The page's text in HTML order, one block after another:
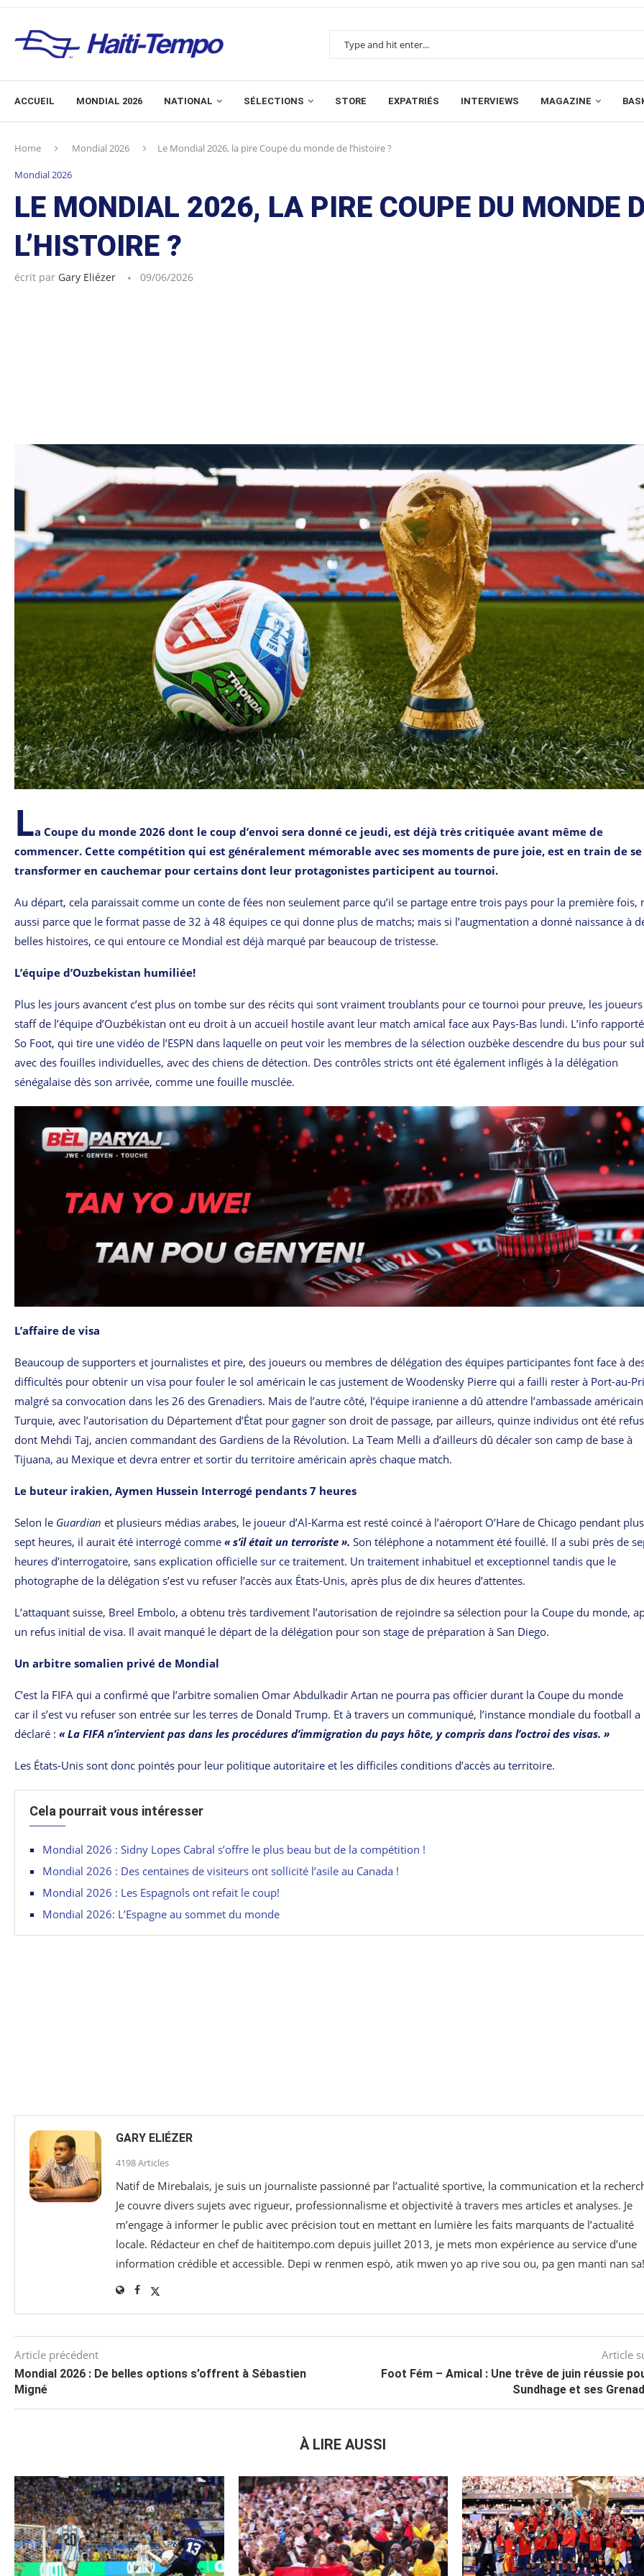
ACCUEIL MONDIAL 2026 NATIONAL SÉLECTIONS STORE EXPATRIÉS INTERVIEWS MAGAZINE
Home Mondial 2026 Le Mondial 2026, la pire Coupe du monde de l’histoire ?
Mondial 2026
LE MONDIAL 2026, LA PIRE COUPE DU MONDE
L’HISTOIRE ?
écrit par Gary Eliézer 09/06/2026
La Coupe du monde 2026 dont le coup d’envoi sera donné ce jeudi, est déjà très critiquée avant même de
commencer. Cette compétition qui est généralement mémorable avec ses moments de pure joie, est en train de se
transformer en cauchemar pour certains dont leur protagonistes participent au tournoi.
Au départ, cela paraissait comme un conte de fées non seulement parce qu’il se partage entre trois pays pour la première fois,
aussi parce que le format passe de 32 à 48 équipes ce qui donne plus de matchs; mais si l’augmentation a donné naissance à
belles histoires, ce qui entoure ce Mondial est déjà marqué par beaucoup de tristesse.
L’équipe d’Ouzbekistan humiliée!
Plus les jours avancent c’est plus on tombe sur des récits qui sont vraiment troublants pour ce tournoi pour preuve, les
staff de l’équipe d’Ouzbékistan ont eu droit à un accueil hostile avant leur match amical face aux Pays-Bas lundi. L’info
So Foot, qui tire une vidéo de l’ESPN dans laquelle on peut voir les membres de la sélection ouzbèke descendre du bus pour
avec des fouilles individuelles, avec des chiens de détection. Des contrôles stricts ont été également infligés à la délégation
sénégalaise dès son arrivée, comme une fouille musclée.
L’affaire de visa
Beaucoup de supporters et journalistes et pire, des joueurs ou membres de délégation des équipes participantes font face à
difficultés pour obtenir un visa pour fouler le sol américain le cas justement de Woodensky Pierre qui a failli rester à Port-au-
malgré sa convocation dans les 26 des Grenadiers. Mais de l’autre côté, l’équipe iranienne a dû attendre l’ambassade
Turquie, avec l’autorisation du Département d’État pour gagner son droit de passage, par ailleurs, quinze individus ont été
dont Mehdi Taj, ancien commandant des Gardiens de la Révolution. La Team Melli a d’ailleurs dû décaler son camp de base à
Tijuana, au Mexique et devra entrer et sortir du territoire américain après chaque match.
Le buteur irakien, Aymen Hussein Interrogé pendants 7 heures
Selon le Guardian et plusieurs médias arabes, le joueur d’Al-Karma est resté coincé à l’aéroport O’Hare de Chicago pendant
sept heures, il aurait été interrogé comme « s’il était un terroriste ». Son téléphone a notamment été fouillé. Il a subi près de
heures d’interrogatoire, sans explication officielle sur ce traitement. Un traitement inhabituel et exceptionnel tandis que le
photographe de la délégation s’est vu refuser l’accès aux États-Unis, après plus de dix heures d’attentes.
L’attaquant suisse, Breel Embolo, a obtenu très tardivement l’autorisation de rejoindre sa sélection pour la Coupe du monde,
un refus initial de visa. Il avait manqué le départ de la délégation pour son stage de préparation à San Diego.
Un arbitre somalien privé de Mondial
C’est la FIFA qui a confirmé que l’arbitre somalien Omar Abdulkadir Artan ne pourra pas officier durant la Coupe du monde
car il s’est vu refuser son entrée sur les terres de Donald Trump. Et à travers un communiqué, l’instance mondiale du football a
déclaré : « La FIFA n’intervient pas dans les procédures d’immigration du pays hôte, y compris dans l’octroi des visas. »
Les États-Unis sont donc pointés pour leur politique autoritaire et les difficiles conditions d’accès au territoire.
Cela pourrait vous intéresser
Mondial 2026 : Sidny Lopes Cabral s’offre le plus beau but de la compétition !
Mondial 2026 : Des centaines de visiteurs ont sollicité l’asile au Canada !
Mondial 2026 : Les Espagnols ont refait le coup!
Mondial 2026: L’Espagne au sommet du monde
GARY ELIÉZER
4198 Articles
Natif de Mirebalais, je suis un journaliste passionné par l’actualité sportive, la communication et la
Je couvre divers sujets avec rigueur, professionnalisme et objectivité à travers mes articles et analyses. Je
m’engage à informer le public avec précision tout en mettant en lumière les faits marquants de l’actualité
locale. Rédacteur en chef de haititempo.com⁠ depuis juillet 2013, je mets mon expérience au service d’une
information crédible et accessible. Depi w renmen espò, atik mwen yo ap rive sou ou, pa gen manti nan sa!
Article précédent
Mondial 2026 : De belles options s’offrent à Sébastien
Migné
Article
Foot Fém – Amical : Une trêve de juin réussie
Sundhage et ses
À LIRE AUSSI